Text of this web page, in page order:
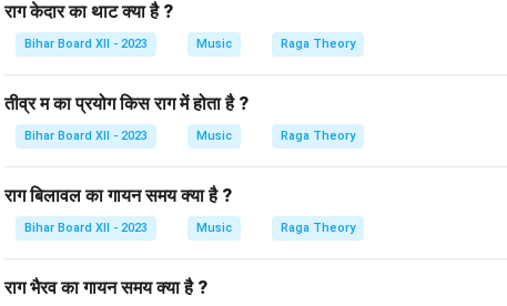
राग केदार का थाट क्या है ?
Bihar Board XII - 2023 Music Raga Theory
तीव्र म का प्रयोग किस राग में होता है ?
Bihar Board XII - 2023 Music Raga Theory
राग बिलावल का गायन समय क्या है ?
Bihar Board XII - 2023 Music Raga Theory
राग भैरव का गायन समय क्या है ?